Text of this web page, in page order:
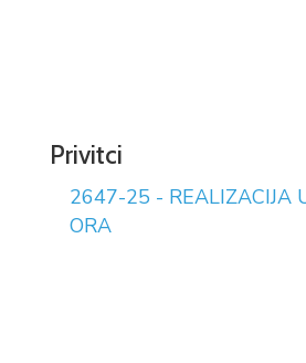
Privitci
2647-25 - REALIZACIJA
ORA